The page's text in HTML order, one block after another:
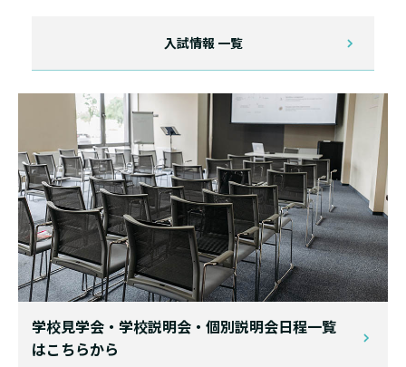
入試情報 一覧
学校見学会・学校説明会・個別説明会日程一覧
はこちらから